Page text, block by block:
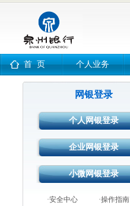
个人业务
首 页
网银登录
·安全中心
·操作指南